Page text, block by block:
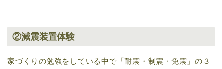
②減震装置体験
家づくりの勉強をしている中で「耐震・制震・免震」の３